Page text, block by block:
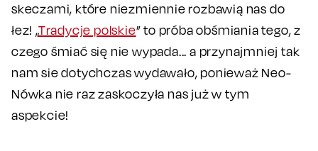
skeczami, które niezmiennie rozbawią nas do
łez! „Tradycje polskie” to próba obśmiania tego, z
czego śmiać się nie wypada... a przynajmniej tak
nam sie dotychczas wydawało, ponieważ Neo-
Nówka nie raz zaskoczyła nas już w tym
aspekcie!